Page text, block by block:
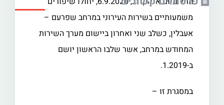
משמעותיים בשירות העירוני במרחב שפרעם –
אעבלין, כשלב שני ואחרון ביישום מערך השירות
המחודש במרחב, אשר שלבו הראשון יושם
ב-1.2019.
במסגרת זו –